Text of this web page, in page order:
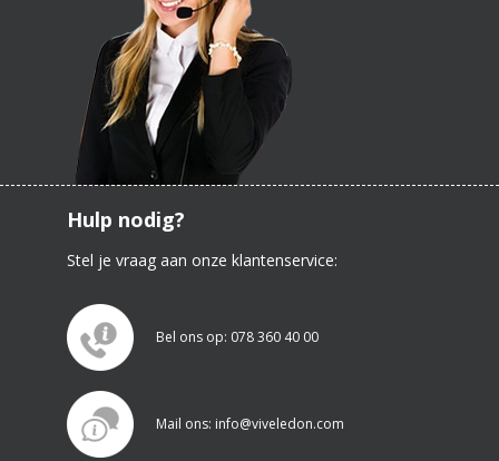
Hulp nodig?
Stel je vraag aan onze klantenservice:
Bel ons op: 078 360 40 00
Mail ons: info@viveledon.com